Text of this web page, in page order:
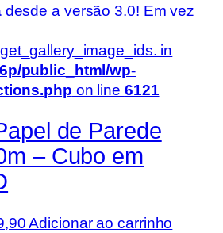
desde a versão 3.0! Em vez
in
public_html/wp-
on line 6121
de Parede
– Cubo em
O
Adicionar ao carrinho